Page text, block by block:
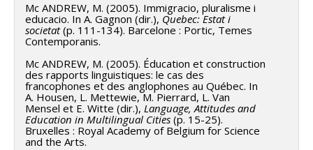
Mc ANDREW, M. (2005). Immigracio, pluralisme i
educacio. In A. Gagnon (dir.), Quebec: Estat i
societat(p. 111-134). Barcelone : Portic, Temes
Contemporanis.
Mc ANDREW, M. (2005). Éducation et construction
des rapports linguistiques: le cas des
francophones et des anglophones au Québec. In
A. Housen, L. Mettewie, M. Pierrard, L. Van
Mensel et E. Witte (dir.), Language, Attitudes and
Education in Multilingual Cities (p. 15-25).
Bruxelles : Royal Academy of Belgium for Science
and the Arts.